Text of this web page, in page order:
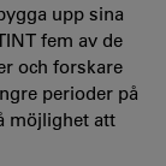
upp sina
fem av de
och forskare
perioder på
möjlighet att